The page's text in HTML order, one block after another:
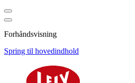
Forhåndsvisning
Spring til hovedindhold